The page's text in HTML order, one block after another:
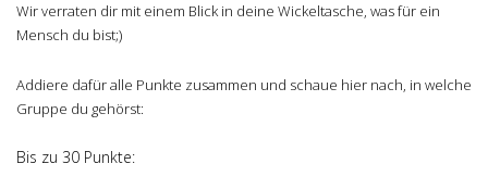
Wir verraten dir mit einem Blick in deine Wickeltasche, was für ein
Mensch du bist;)
Addiere dafür alle Punkte zusammen und schaue hier nach, in welche
Gruppe du gehörst:
Bis zu 30 Punkte: